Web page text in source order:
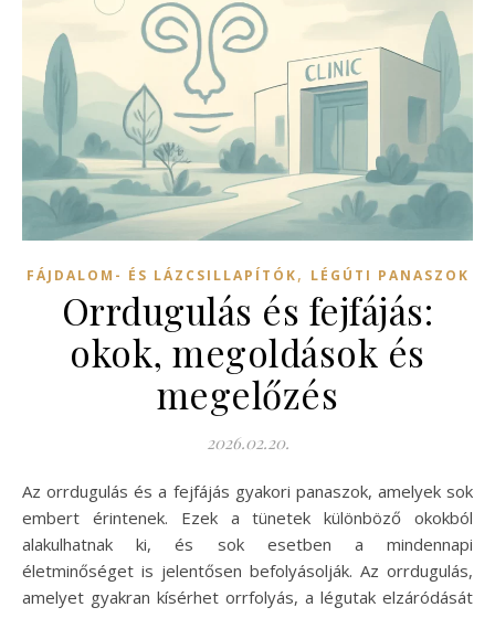
FÁJDALOM- ÉS LÁZCSILLAPÍTÓK, LÉGÚTI PANASZOK
Orrdugulás és fejfájás:
okok, megoldások és
megelőzés
2026.02.20.
Az orrdugulás és a fejfájás gyakori panaszok, amelyek sok
embert érintenek. Ezek a tünetek különböző okokból
alakulhatnak ki, és sok esetben a mindennapi
életminőséget is jelentősen befolyásolják. Az orrdugulás,
amelyet gyakran kísérhet orrfolyás, a légutak elzáródását